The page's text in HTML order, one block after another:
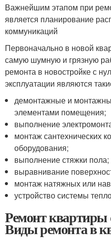
Важнейшим этапом при
является планирование
коммуникаций
Первоначально в новой
самую шумную и грязную
ремонта в новостройке с
эксплуатации являются
демонтажные и
элементами помещения;
выполнение
монтаж сантехнических
оборудования;
выполнение стяжки пола;
выравнивание
монтаж натяжных или
устройство системы
Ремонт квартиры
Виды ремонта в